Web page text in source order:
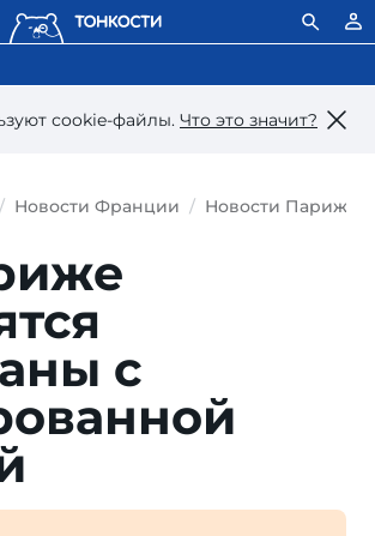
сookie-файлы. Что это значит?
Новости Франции Новости Парижа
с